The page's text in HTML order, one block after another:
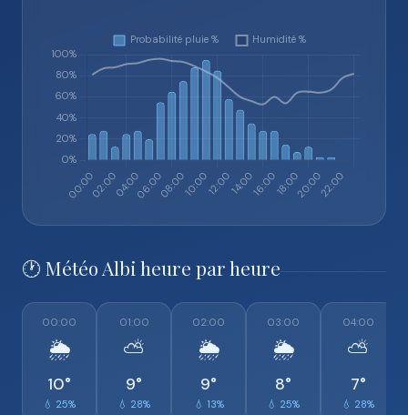
🕐 Météo Albi heure par heure
00:00
🌦️
10°
💧 25%
01:00
⛅
9°
💧 28%
02:00
🌦️
9°
💧 13%
03:00
🌦️
8°
💧 25%
04:00
⛅
7°
💧 28%